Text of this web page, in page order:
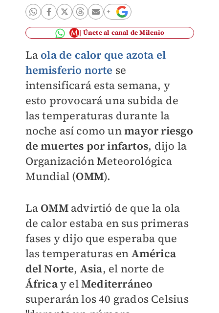
Únete al canal de Milenio
La ola de calor que azota el
hemisferio norte se
intensificará esta semana, y
esto provocará una subida de
las temperaturas durante la
noche así como unmayor riesgo
de muertes por infartos, dijo la
Organización Meteorológica
Mundial (OMM).
La OMM advirtió de que la ola
de calor estaba en sus primeras
fases y dijo que esperaba que
las temperaturas en América
del Norte, Asia, el norte de
Áfricay elMediterráneo
superarán los 40 grados Celsius